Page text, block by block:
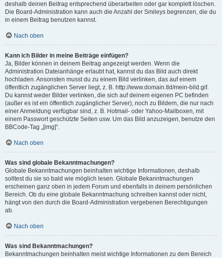
deshalb deinen Beitrag entsprechend überarbeiten oder gar komplett löschen.
Die Board-Administration kann auch die Anzahl der Smileys begrenzen, die du
in einem Beitrag benutzen kannst.
Nach oben
Kann ich Bilder in meine Beiträge einfügen?
Ja, Bilder können in deinem Beitrag angezeigt werden. Wenn die
Administration Dateianhänge erlaubt hat, kannst du das Bild auch direkt
hochladen. Ansonsten musst du zu einem Bild verlinken, das auf einem
öffentlich zugänglichen Server liegt, z. B. http://www.domain.tld/mein-bild.gif.
Du kannst weder Bilder verlinken, die sich auf deinem eigenen PC befinden
(außer es ist ein öffentlich zugänglicher Server), noch zu Bildern, die nur nach
einer Anmeldung verfügbar sind, z. B. Hotmail- oder Yahoo-Mailboxen, mit
einem Passwort geschützte Seiten usw. Um das Bild anzuzeigen, benutze den
BBCode-Tag „[img]“.
Nach oben
Was sind globale Bekanntmachungen?
Globale Bekanntmachungen beinhalten wichtige Informationen, deshalb
solltest du sie so bald wie möglich lesen. Globale Bekanntmachungen
erscheinen ganz oben in jedem Forum und ebenfalls in deinem persönlichen
Bereich. Ob du eine globale Bekanntmachung schreiben kannst oder nicht,
hängt von den durch die Board-Administration vergebenen Berechtigungen
ab.
Nach oben
Was sind Bekanntmachungen?
Bekanntmachungen beinhalten meist wichtige Informationen zu dem Bereich